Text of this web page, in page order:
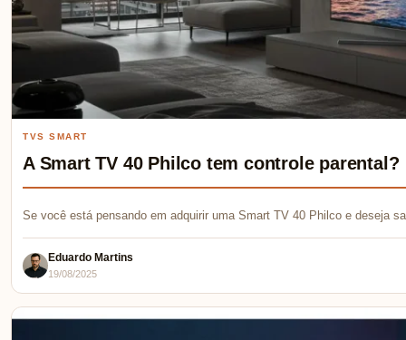
TVS SMART
A Smart TV 40 Philco tem controle parental?
Se você está pensando em adquirir uma Smart TV 40 Philco e deseja
Eduardo Martins
19/08/2025